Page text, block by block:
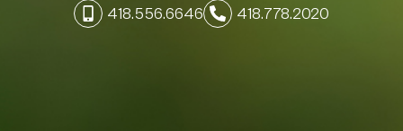
418.556.6646 418.778.2020